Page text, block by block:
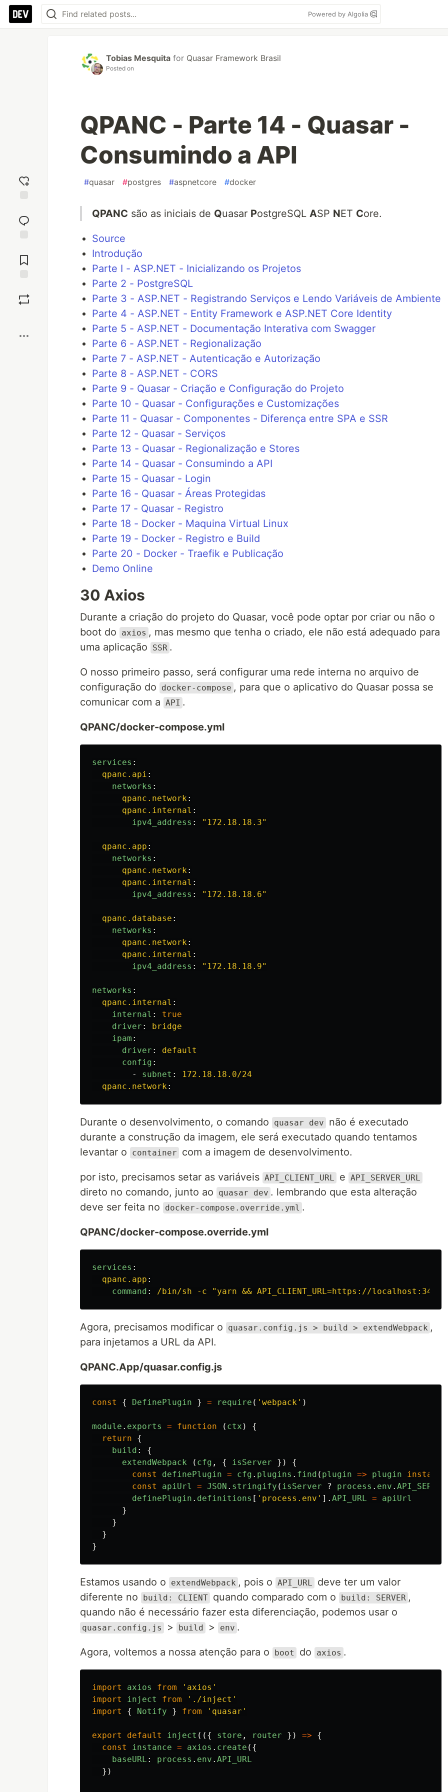
Powered by Algolia
reaction
Comments
Tobias Mesquita for Quasar Framework Brasil
Posted on
QPANC - Parte 14 - Quasar -
Consumindo a API
#quasar #postgres #aspnetcore #docker
QPANC são as iniciais de Quasar PostgreSQL ASP NET Core.
Source
Introdução
Parte I - ASP.NET - Inicializando os Projetos
Parte 2 - PostgreSQL
Parte 3 - ASP.NET - Registrando Serviços e Lendo Variáveis de Ambiente
Parte 4 - ASP.NET - Entity Framework e ASP.NET Core Identity
Parte 5 - ASP.NET - Documentação Interativa com Swagger
Parte 6 - ASP.NET - Regionalização
Parte 7 - ASP.NET - Autenticação e Autorização
Parte 8 - ASP.NET - CORS
Parte 9 - Quasar - Criação e Configuração do Projeto
Parte 10 - Quasar - Configurações e Customizações
Parte 11 - Quasar - Componentes - Diferença entre SPA e SSR
Parte 12 - Quasar - Serviços
Parte 13 - Quasar - Regionalização e Stores
Parte 14 - Quasar - Consumindo a API
Parte 15 - Quasar - Login
Parte 16 - Quasar - Áreas Protegidas
Parte 17 - Quasar - Registro
Parte 18 - Docker - Maquina Virtual Linux
Parte 19 - Docker - Registro e Build
Parte 20 - Docker - Traefik e Publicação
Demo Online
30 Axios
Durante a criação do projeto do Quasar, você pode optar por criar ou não o
boot do
axios , mas mesmo que tenha o criado, ele não está adequado para
uma aplicação
SSR .
O nosso primeiro passo, será configurar uma rede interna no arquivo de
configuração do
docker-compose , para que o aplicativo do Quasar possa se
comunicar com a API .
QPANC/docker-compose.yml
services :
qpanc.api :
networks :
qpanc.network:
qpanc.internal :
ipv4_address : " 172.18.18.3"
qpanc.app :
networks :
qpanc.network:
qpanc.internal :
ipv4_address : " 172.18.18.6"
qpanc.database :
networks :
qpanc.network:
qpanc.internal :
ipv4_address : " 172.18.18.9"
networks :
qpanc.internal :
internal :
true
driver :
bridge
ipam :
driver :
default
config :
-
subnet :
172.18.18.0/24
qpanc.network:
Durante o desenvolvimento, o comando quasar dev
não é executado
durante a construção da imagem, ele será executado quando tentamos
levantar o
container com a imagem de desenvolvimento.
por isto, precisamos setar as variáveis API_CLIENT_URL e API_SERVER_URL
direto no comando, junto ao quasar dev . lembrando que esta alteração
deve ser feita no
docker-compose.override.yml .
QPANC/docker-compose.override.yml
services :
qpanc.app :
command : /bin/sh -c "yarn && API_CLIENT_URL=https://
Agora, precisamos modificar o quasar.config.js > build > extendWebpack ,
para injetamos a URL da API.
QPANC.App/quasar.config.js
const { DefinePlugin } = require ( ' webpack ' )
module . exports = function ( ctx )
{
return
{
build :
{
extendWebpack
( cfg , { isServer })
{
const
definePlugin = cfg . plugins . find ( plugin => plugin
const
apiUrl = JSON . stringify ( isServer ? process . env .
definePlugin . definitions [ ' process.env ' ]. API_URL =
apiUrl
}
}
}
}
Estamos usando o extendWebpack , pois o API_URL
deve ter um valor
diferente no
build: CLIENT quando comparado com o build: SERVER ,
quando não é necessário fazer esta diferenciação, podemos usar o
quasar.config.js > build > env .
Agora, voltemos a nossa atenção para o boot do axios .
import axios from ' axios '
import
inject from ' ./inject '
import
{ Notify } from ' quasar '
export default inject (({ store , router }) =>
{
const
instance = axios . create ({
baseURL : process . env . API_URL
})